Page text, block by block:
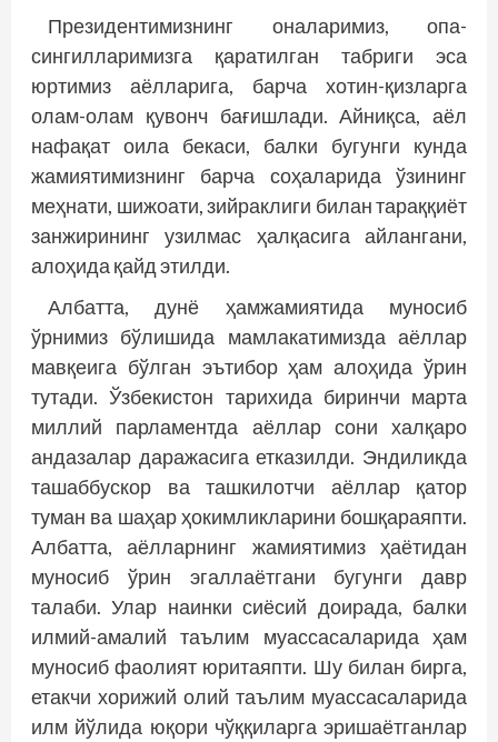
Президентимизнинг оналаримиз, опа-
сингилларимизга қаратилган табриги эса
юртимиз аёлларига, барча хотин-қизларга
олам-олам қувонч бағишлади. Айниқса, аёл
нафақат оила бекаси, балки бугунги кунда
жамиятимизнинг барча соҳаларида ўзининг
меҳнати, шижоати, зийраклиги билан тараққиёт
занжирининг узилмас ҳалқасига айлангани,
алоҳида қайд этилди.
Албатта, дунё ҳамжамиятида муносиб
ўрнимиз бўлишида мамлакатимизда аёллар
мавқеига бўлган эътибор ҳам алоҳида ўрин
тутади. Ўзбекистон тарихида биринчи марта
миллий парламентда аёллар сони халқаро
андазалар даражасига етказилди. Эндиликда
ташаб­бускор ва ташкилотчи аёллар қатор
туман ва шаҳар ҳокимликларини бошқараяпти.
Албатта, аёлларнинг жамиятимиз ҳаётидан
муносиб ўрин эгаллаётгани бугунги давр
талаби. Улар наинки сиёсий доирада, балки
илмий-амалий таълим муассасаларида ҳам
муносиб фаолият юритаяпти. Шу билан бирга,
етакчи хорижий олий таълим муассасаларида
илм йўлида юқори чўққиларга эришаётганлар